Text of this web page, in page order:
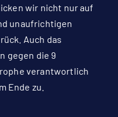
wir nicht nur auf
unaufrichtigen
Auch das
gegen die 9
verantwortlich
Ende zu.